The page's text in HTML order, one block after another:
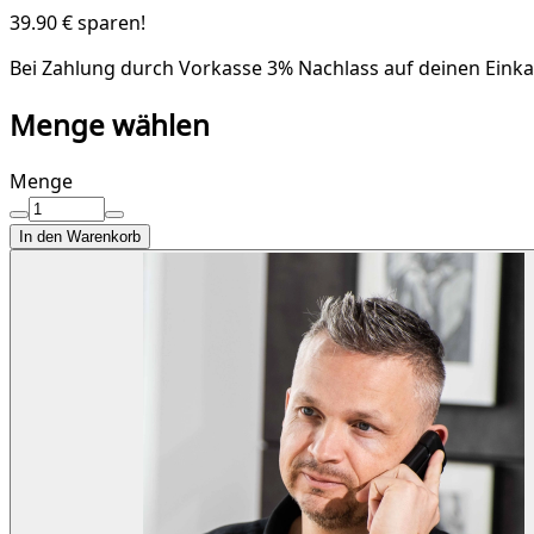
39.90 € sparen!
Bei Zahlung durch Vorkasse3% Nachlass auf deinen
Menge wählen
Menge
In den Warenkorb